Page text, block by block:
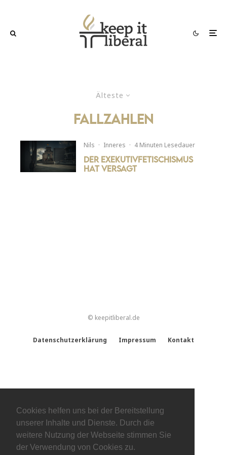
Cookies helfen uns bei der Bereitstellung
unserer Inhalte und Dienste. Durch die
weitere Nutzung der Webseite stimmen Sie
der Verwendung von Cookies zu.
Älteste
fallzahlen
Nils · Inneres · 4 Minuten Lesedauer
Der Exekutivfetischismus
hat versagt
© keepitliberal.de
Datenschutzerklärung Impressum Kontakt